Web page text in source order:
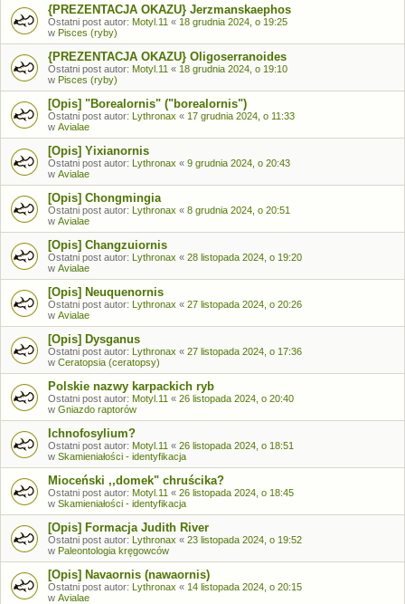
{PREZENTACJA OKAZU} Jerzmanskaephos
Ostatni post autor: Motyl.11 « 18 grudnia 2024, o 19:25
w Pisces (ryby)
{PREZENTACJA OKAZU} Oligoserranoides
Ostatni post autor: Motyl.11 « 18 grudnia 2024, o 19:10
w Pisces (ryby)
[Opis] "Borealornis" ("borealornis")
Ostatni post autor: Lythronax « 17 grudnia 2024, o 11:33
w Avialae
[Opis] Yixianornis
Ostatni post autor: Lythronax « 9 grudnia 2024, o 20:43
w Avialae
[Opis] Chongmingia
Ostatni post autor: Lythronax « 8 grudnia 2024, o 20:51
w Avialae
[Opis] Changzuiornis
Ostatni post autor: Lythronax « 28 listopada 2024, o 19:20
w Avialae
[Opis] Neuquenornis
Ostatni post autor: Lythronax « 27 listopada 2024, o 20:26
w Avialae
[Opis] Dysganus
Ostatni post autor: Lythronax « 27 listopada 2024, o 17:36
w Ceratopsia (ceratopsy)
Polskie nazwy karpackich ryb
Ostatni post autor: Motyl.11 « 26 listopada 2024, o 20:40
w Gniazdo raptorów
Ichnofosylium?
Ostatni post autor: Motyl.11 « 26 listopada 2024, o 18:51
w Skamieniałości - identyfikacja
Mioceński ,,domek" chruścika?
Ostatni post autor: Motyl.11 « 26 listopada 2024, o 18:45
w Skamieniałości - identyfikacja
[Opis] Formacja Judith River
Ostatni post autor: Lythronax « 23 listopada 2024, o 19:52
w Paleontologia kręgowców
[Opis] Navaornis (nawaornis)
Ostatni post autor: Lythronax « 14 listopada 2024, o 20:15
w Avialae